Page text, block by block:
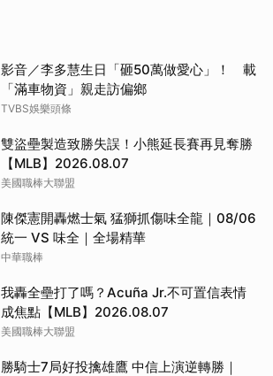
影音／李多慧生日「砸50萬做愛心」！ 載
「滿車物資」親走訪偏鄉
TVBS娛樂頭條
雙盜壘製造致勝失誤！小熊延長賽再見奪勝
【MLB】2026.08.07
美國職棒大聯盟
陳傑憲開轟燃士氣 猛獅抓傷味全龍｜08/06
統一 VS 味全｜全場精華
中華職棒
我轟全壘打了嗎？Acuña Jr.不可置信表情
成焦點【MLB】2026.08.07
美國職棒大聯盟
勝騎士7局好投擒雄鷹 中信上演逆轉勝｜